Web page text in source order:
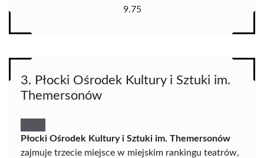
9.75
3. Płocki Ośrodek Kultury i Sztuki im.
Themersonów
Płocki Ośrodek Kultury i Sztuki im. Themersonów
zajmuje trzecie miejsce w miejskim rankingu teatrów,